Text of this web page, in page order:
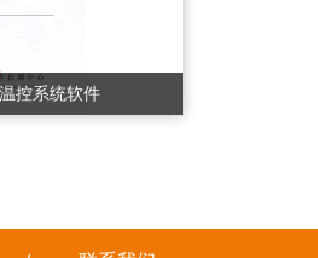
控系统软件